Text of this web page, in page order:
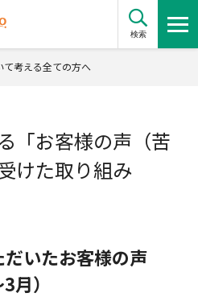
検索
て考える全ての方へ
「お客様の声（苦
けた取り組み
いたお客様の声
月）